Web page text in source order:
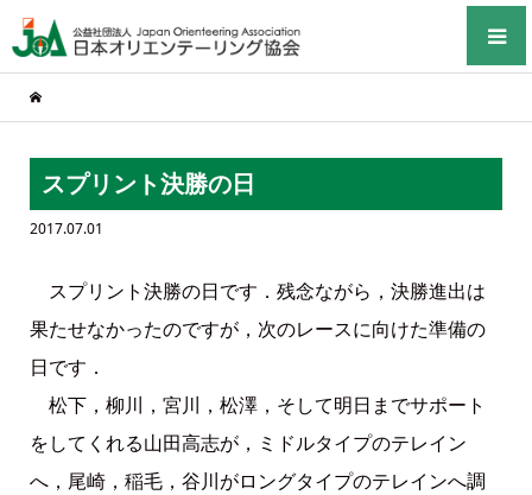
スプリント決勝の日
2017.07.01
スプリント決勝の日です．残念ながら，決勝進出は
果たせなかったのですが，次のレースに向けた準備の
日です．
松下，柳川，宮川，松澤，そして明日までサポート
をしてくれる山田高志が，ミドルタイプのテレイン
へ，尾崎，稲毛，谷川がロングタイプのテレインへ調